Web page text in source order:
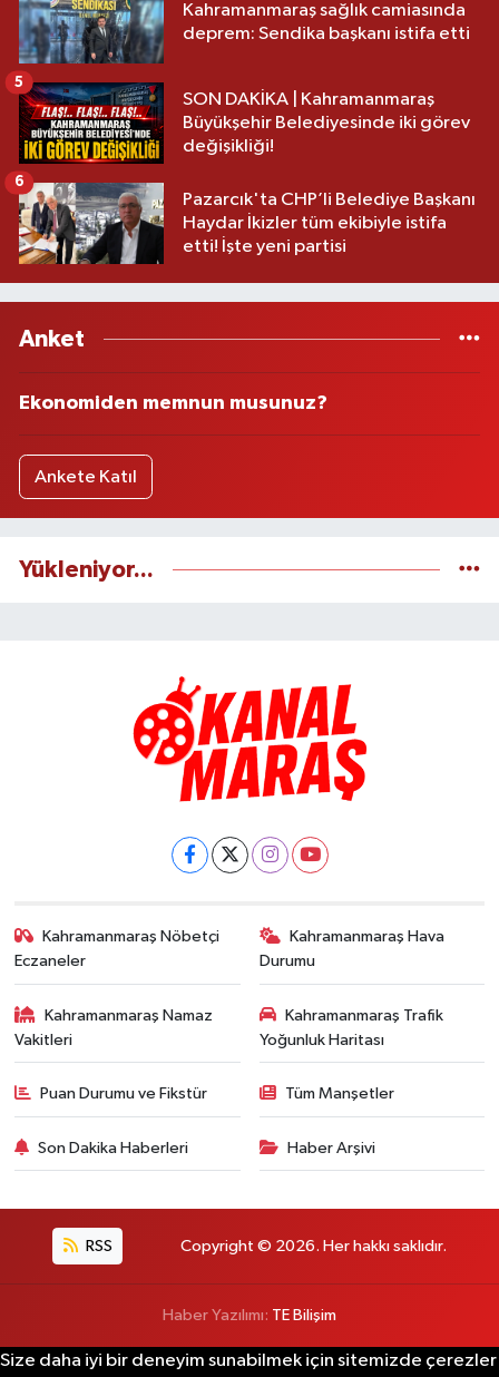
Kahramanmaraş sağlık camiasında
deprem: Sendika başkanı istifa etti
SON DAKİKA | Kahramanmaraş
Büyükşehir Belediyesinde iki görev
değişikliği!
5
Pazarcık'ta CHP’li Belediye Başkanı
Haydar İkizler tüm ekibiyle istifa
etti! İşte yeni partisi
6
Anket
Ekonomiden memnun musunuz?
Ankete Katıl
Yükleniyor...
Kahramanmaraş Nöbetçi
Eczaneler
Kahramanmaraş Hava
Durumu
Kahramanmaraş Namaz
Vakitleri
Kahramanmaraş Trafik
Yoğunluk Haritası
Puan Durumu ve Fikstür Tüm Manşetler
Son Dakika Haberleri Haber Arşivi
RSS Copyright © 2026. Her hakkı saklıdır.
Haber Yazılımı: TE Bilişim
Size daha iyi bir deneyim sunabilmek için sitemizde çerezler